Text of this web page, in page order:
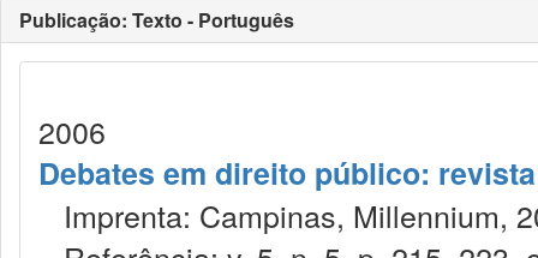
Publicação: Texto - Português
2006
Debates em direito público:
Imprenta: Campinas, Millennium,